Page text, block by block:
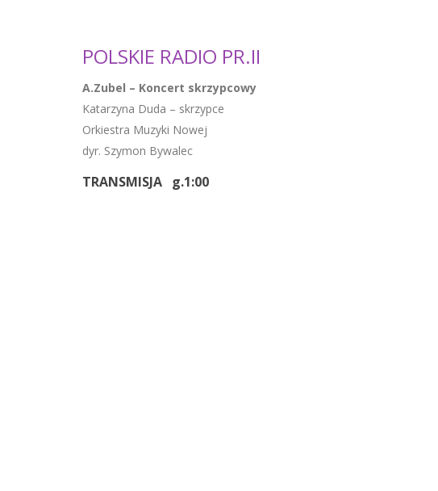
POLSKIE RADIO PR.II
A.Zubel – Koncert skrzypcowy
Katarzyna Duda – skrzypce
Orkiestra Muzyki Nowej
dyr. Szymon Bywalec
TRANSMISJA g.1:00